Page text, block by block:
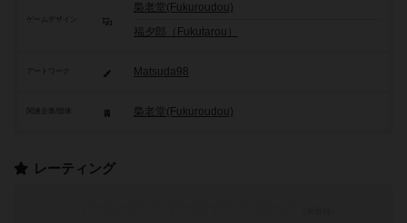
ゲームデザイン
梟老堂(Fukuroudou)
福夕郎（Fukutarou）
アートワーク Matsuda98
梟老堂(Fukuroudou)
レーティング